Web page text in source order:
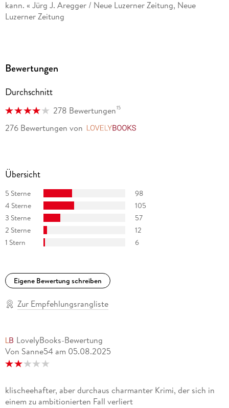
kann. « Jürg J. Aregger / Neue Luzerner Zeitung, Neue
Luzerner Zeitung
spannenden Geschichten zu vermengen. « Helmut Pusch /
Bewertungen
Durchschnitt
278 Bewertungen15
276 Bewertungen von
Übersicht
5 Sterne
98
4 Sterne
105
3 Sterne
57
2 Sterne
12
1 Stern
6
Eigene Bewertung schreiben
Zur Empfehlungsrangliste
LovelyBooks-Bewertung
Von Sanne54 am 05.08.2025
klischeehafter, aber durchaus charmanter Krimi, der sich in
einem zu ambitionierten Fall verliert